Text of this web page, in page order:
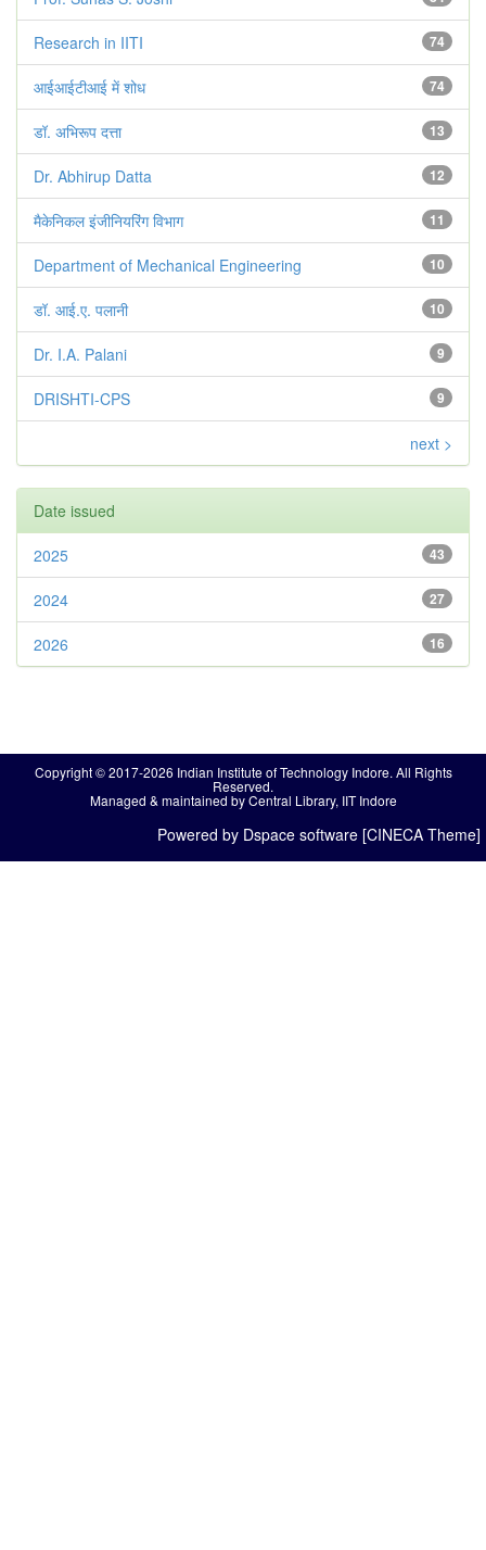
74
Research in IITI
74
आईआईटीआई में शोध
13
डॉ. अभिरूप दत्ता
12
Dr. Abhirup Datta
11
मैकेनिकल इंजीनियरिंग विभाग
10
Department of Mechanical Engineering
10
डॉ. आई.ए. पलानी
9
Dr. I.A. Palani
9
DRISHTI-CPS
next >
Date issued
43
2025
27
2024
16
2026
Copyright © 2017-2026 Indian Institute of Technology Indore. All Rights
Reserved.
Managed & maintained by Central Library, IIT Indore
Powered by Dspace software [CINECA Theme]